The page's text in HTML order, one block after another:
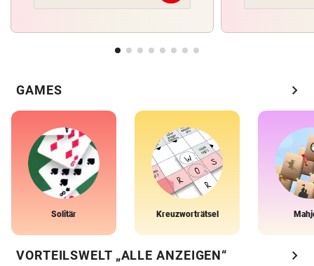
GAMES chevron_right
Solitär Kreuzworträtsel
VORTEILSWELT „ALLE ANZEIGEN“ chevron_right